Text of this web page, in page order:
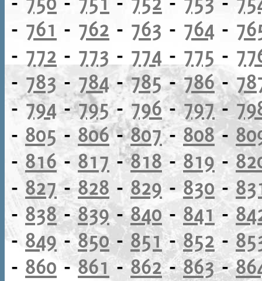
- 761 - 762 - 763 - 764 -
- 772 - 773 - 774 - 775 -
- 783 - 784-785-786-
-794-795-796-797-
- 805 - 806-807- 808-
- 816 - 817 -818-819 -
- 827-828 - 829-830 -
- 838-839-840 - 841 -
- 849 -850-851-852-
- 860 -861 -862-863-